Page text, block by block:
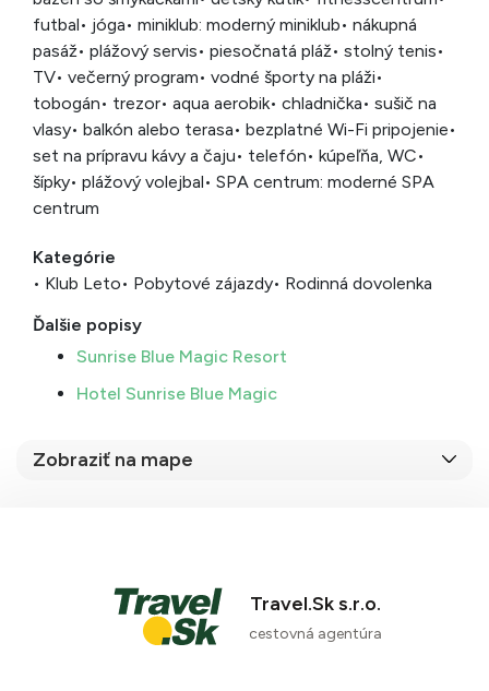
futbal• jóga• miniklub: moderný miniklub• nákupná
pasáž• plážový servis• piesočnatá pláž• stolný tenis•
TV• večerný program• vodné športy na pláži•
tobogán• trezor• aqua aerobik• chladnička• sušič na
vlasy• balkón alebo terasa• bezplatné Wi-Fi pripojenie•
set na prípravu kávy a čaju• telefón• kúpeľňa, WC•
šípky• plážový volejbal• SPA centrum: moderné SPA
centrum
Kategórie
• Klub Leto• Pobytové zájazdy• Rodinná dovolenka
Ďalšie popisy
Sunrise Blue Magic Resort
Hotel Sunrise Blue Magic
Zobraziť na mape
Travel.Sk s.r.o.
cestovná agentúra